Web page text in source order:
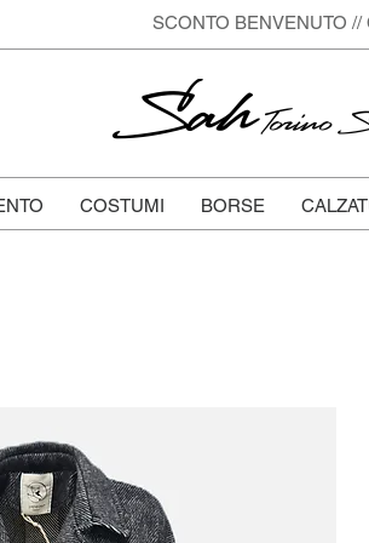
SCONTO BENVENUTO //
SahTorino
COSTUMI BORSE